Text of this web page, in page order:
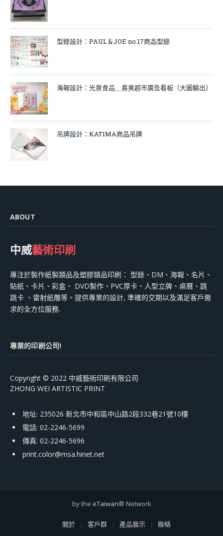
型錄設計：PAUL＆JOE no.17商品型錄
海報設計：光泉食品＿喜美超市廣告看板（大圖輸出）
吊牌設計：KATIMA商品吊牌
ABOUT
中威藝術印刷
專注於製作紙製類品及塑膠類品印刷： 型錄、DM、海報、名片、
貼紙、卡片、彩盒、 DVD製作、PVC厚卡、人型立牌、桌曆、跳
跳卡 、雷射紙雕等。提供專業的設計, 準確的交期以及滿足客戶需
求的全方位服務.
專業的印刷公司!
Copyright © 2022 中威藝術印刷有限公司
ZHONG WEI ARTISTIC PRINT
地址: 235026 新北市中和區中山路2段332巷21號10樓
電話: 02-2246-5699
傳真: 02-2246-5696
print.color@msa.hinet.net
by the eTaiwan® Network
關於 客戶群 產品展示 聯絡